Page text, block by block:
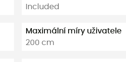
Included
Maximální míry uživatele
200 cm